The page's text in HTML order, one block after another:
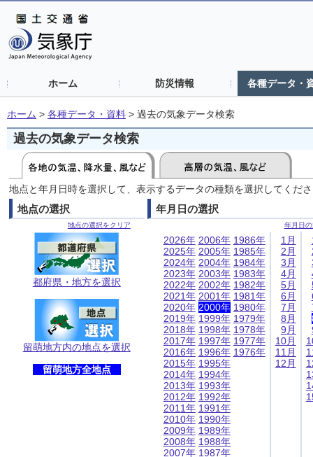
ホーム 防災情報 各種データ・
ホーム > 各種データ・資料 > 過去の気象データ検索
過去の気象データ検索
地点と年月日時を選択して、表示するデータの種類を選択してくだ
地点の選択
地点の選択をクリア
都府県・地方を選択
留萌地方内の地点を選択
留萌地方全地点
年月日の選択
年月日
2026年
2025年
2024年
2023年
2022年
2021年
2020年
2019年
2018年
2017年
2016年
2015年
2014年
2013年
2012年
2011年
2010年
2009年
2008年
2007年
2006年
2005年
2004年
2003年
2002年
2001年
2000年
1999年
1998年
1997年
1996年
1995年
1994年
1993年
1992年
1991年
1990年
1989年
1988年
1987年
1986年
1985年
1984年
1983年
1982年
1981年
1980年
1979年
1978年
1977年
1976年
1月
2月
3月
4月
5月
6月
7月
8月
9月
10月
11月
12月